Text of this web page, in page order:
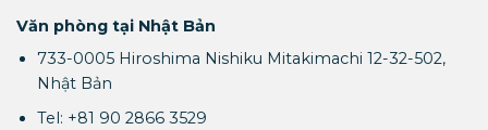
Văn phòng tại Nhật Bản
733-0005 Hiroshima Nishiku Mitakimachi 12-32-502,
Nhật Bản
Tel: +81 90 2866 3529